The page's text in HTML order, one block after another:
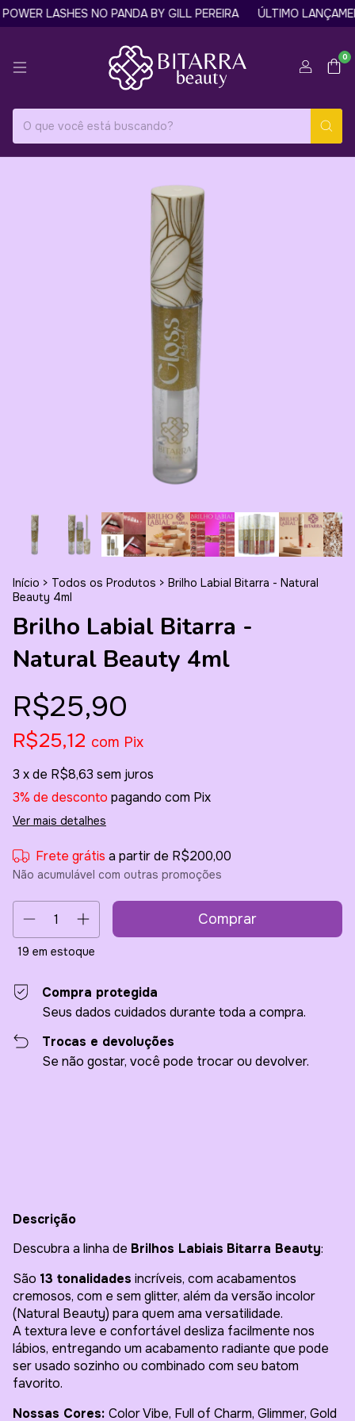
LASHES NO PANDA BY GILL PEREIRA ÚLTIMO
0
Início > Todos os Produtos > Brilho Labial Bitarra - Natural
Beauty 4ml
Brilho Labial Bitarra -
Natural Beauty 4ml
R$25,90
R$25,12 com Pix
3 x de R$8,63 sem juros
3% de desconto pagando com Pix
Ver mais detalhes
Frete grátis a partir de R$200,00
Não acumulável com outras promoções
19 em estoque
Compra protegida
Seus dados cuidados durante toda a compra.
Trocas e devoluções
Se não gostar, você pode trocar ou devolver.
Descrição
Descubra a linha de Brilhos Labiais Bitarra Beauty:
São 13 tonalidades incríveis, com acabamentos
cremosos, com e sem glitter, além da versão incolor
(Natural Beauty) para quem ama versatilidade.
A textura leve e confortável desliza facilmente nos
lábios, entregando um acabamento radiante que pode
ser usado sozinho ou combinado com seu batom
favorito.
Nossas Cores: Color Vibe, Full of Charm, Glimmer, Gold